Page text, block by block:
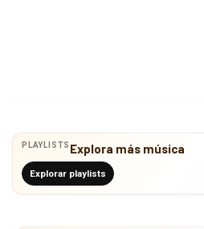
PLAYLISTS Explora más música
Explorar playlists